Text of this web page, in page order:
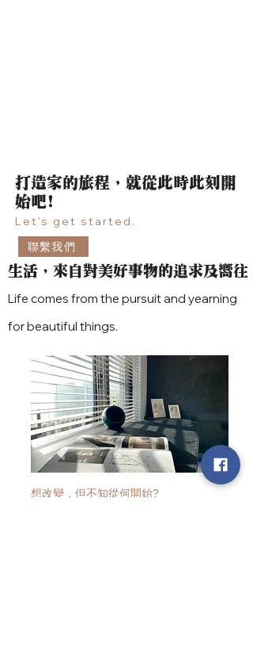
​打造家的旅程，就從此時此刻開
始吧!
Let's get started.
聯繫我們
生活，來自對美好事物的追求及嚮往
Life comes from the pursuit and yearning
for beautiful things.
想改變，但不知從何開始?